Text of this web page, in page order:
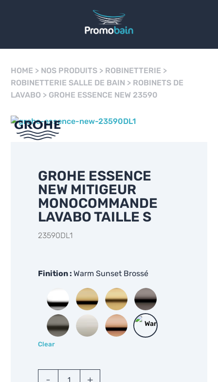
HOME > NOS PRODUITS > ROBINETTERIE >
ROBINETTERIE SALLE DE BAIN > ROBINETS DE
LAVABO > GROHE ESSENCE NEW 23590
GROHE ESSENCE
NEW MITIGEUR
MONOCOMMANDE
LAVABO TAILLE S
23590DL1
Finition Warm Sunset Brossé
Clear
Grohe